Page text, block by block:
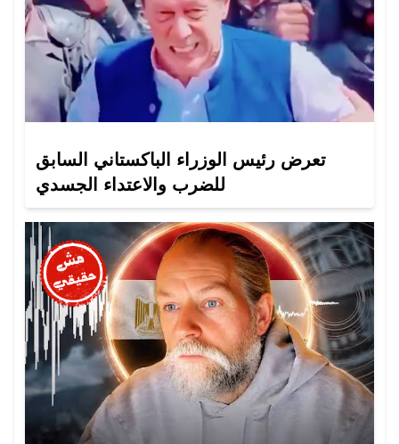
تعرض رئيس الوزراء الباكستاني السابق
للضرب والاعتداء الجسدي